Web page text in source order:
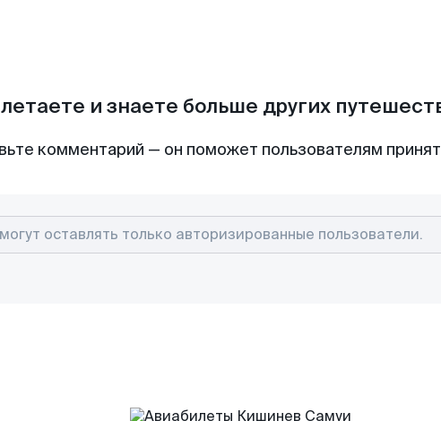
и знаете больше других
комментарий — он поможет пользователям